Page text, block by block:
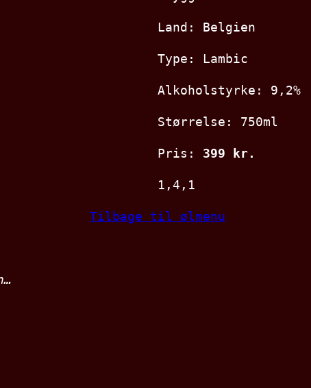
Land: Belgien
Type: Lambic
Alkoholstyrke: 9,2%
Størrelse: 750ml
Pris: 399 kr.
1,4,1
Tilbage til ølmenu